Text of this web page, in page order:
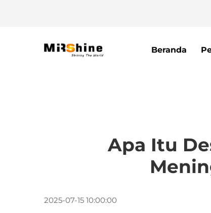
Beranda
Apa Itu
2025-07-15 10:00:00